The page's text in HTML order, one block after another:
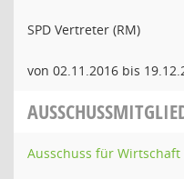
SPD Vertreter (RM)
von 02.11.2016 bis
Ausschuss für